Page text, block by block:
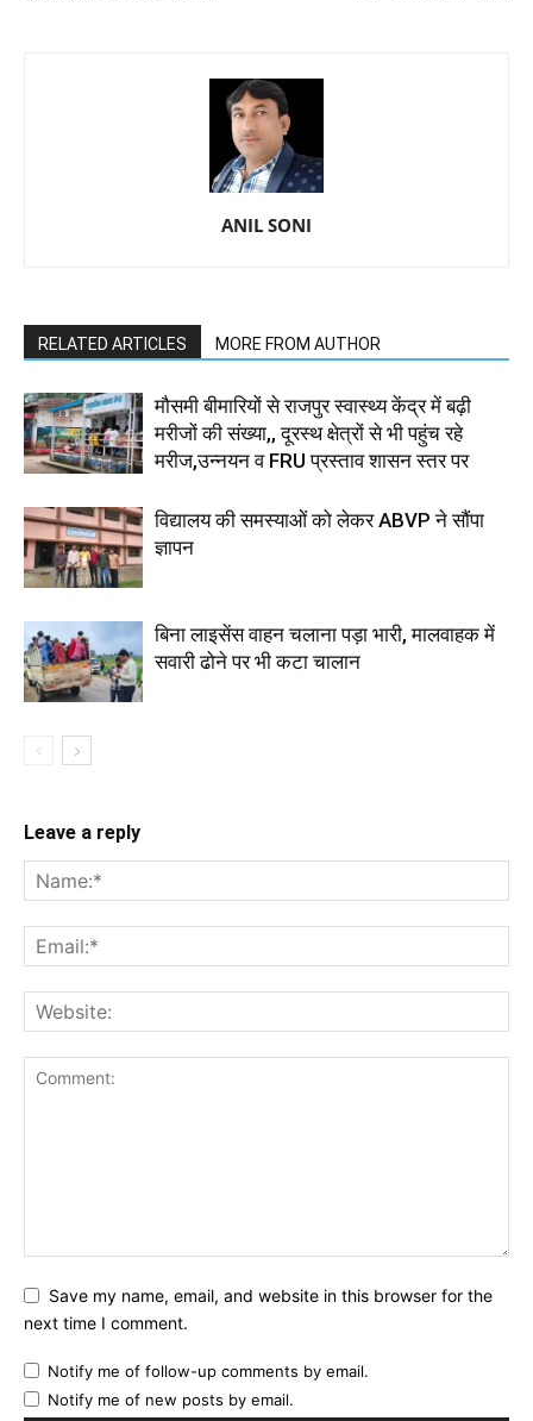
ANIL SONI
RELATED ARTICLES MORE FROM AUTHOR
मौसमी बीमारियों से राजपुर स्वास्थ्य केंद्र में बढ़ी
मरीजों की संख्या,, दूरस्थ क्षेत्रों से भी पहुंच रहे
मरीज,उन्नयन व FRU प्रस्ताव शासन स्तर पर
विद्यालय की समस्याओं को लेकर ABVP ने सौंपा
ज्ञापन
बिना लाइसेंस वाहन चलाना पड़ा भारी, मालवाहक में
सवारी ढोने पर भी कटा चालान
Leave a reply
Save my name, email, and website in this browser for the
next time I comment.
Notify me of follow-up comments by email.
Notify me of new posts by email.